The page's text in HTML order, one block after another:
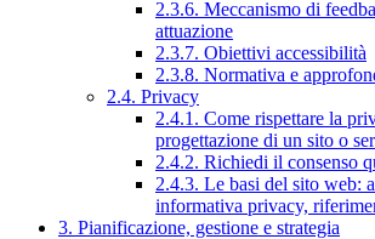
2.3.6. Meccanismo di
attuazione
2.3.7. Obiettivi accessibilità
2.3.8. Normativa e
2.4. Privacy
2.4.1. Come rispettare la
progettazione di un sito o
2.4.2. Richiedi il consenso
2.4.3. Le basi del sito web:
informativa privacy,
3. Pianificazione, gestione e strategia